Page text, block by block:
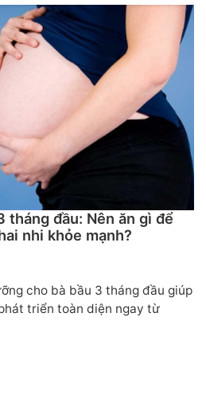
tháng đầu: Nên ăn gì để
nhi khỏe mạnh?
cho bà bầu 3 tháng đầu giúp
triển toàn diện ngay từ